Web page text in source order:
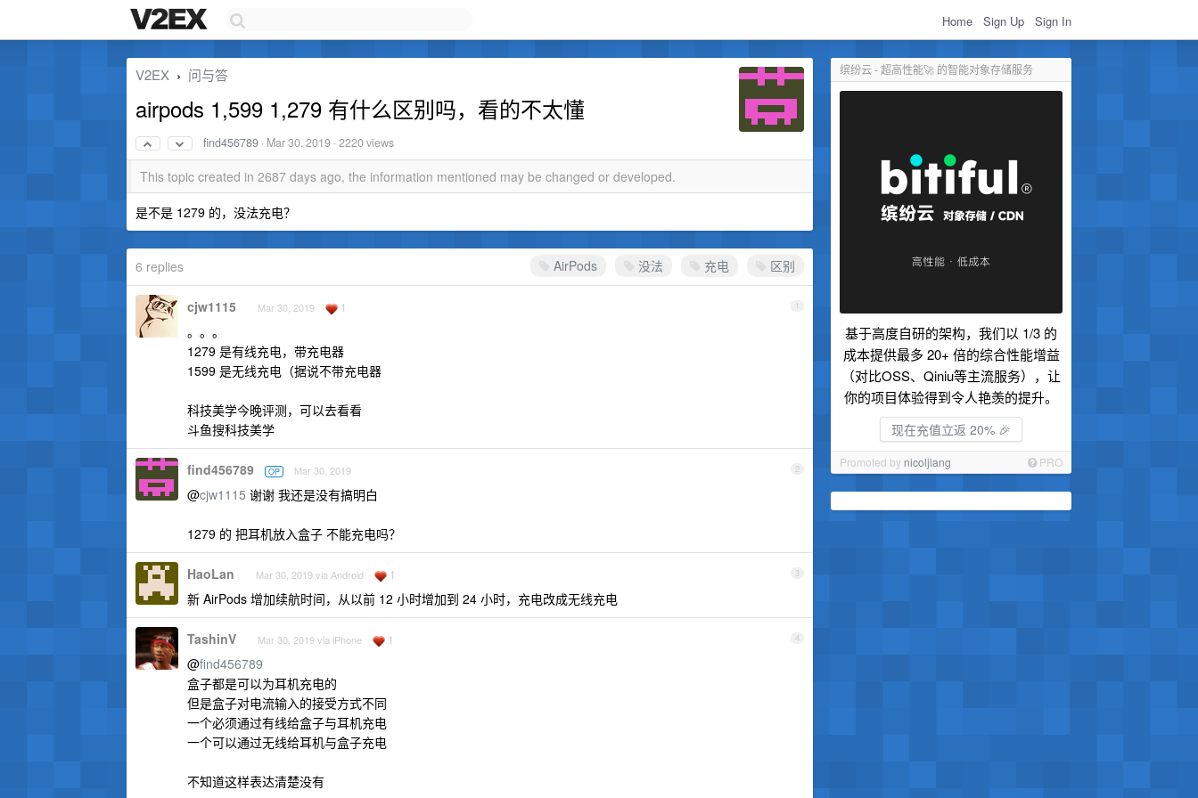
Home Sign Up Sign In
缤纷云 - 超高性能🚀 的智能对象存储服务
基于高度自研的架构，我们以 1/3 的
成本提供最多 20+ 倍的综合性能增益
（对比OSS、Qiniu等主流服务），让
你的项目体验得到令人艳羡的提升。
现在充值立返 20% 🎉
Promoted by nicoljiang PRO
V2EX › 问与答
airpods 1,599 1,279 有什么区别吗，看的不太懂
find456789 · Mar 30, 2019 · 2220 views
This topic created in 2687 days ago, the information mentioned may be changed or developed.
是不是 1279 的，没法充电？
AirPods 没法 充电 区别
6 replies
1
cjw1115 Mar 30, 2019 1
。。。
1279 是有线充电，带充电器
1599 是无线充电（据说不带充电器
科技美学今晚评测，可以去看看
斗鱼搜科技美学
2
find456789 OP Mar 30, 2019
@cjw1115 谢谢 我还是没有搞明白
1279 的 把耳机放入盒子 不能充电吗？
3
HaoLan Mar 30, 2019 via Android 1
新 AirPods 增加续航时间，从以前 12 小时增加到 24 小时，充电改成无线充电
4
TashinV Mar 30, 2019 via iPhone 1
@find456789
盒子都是可以为耳机充电的
但是盒子对电流输入的接受方式不同
一个必须通过有线给盒子与耳机充电
一个可以通过无线给耳机与盒子充电
不知道这样表达清楚没有